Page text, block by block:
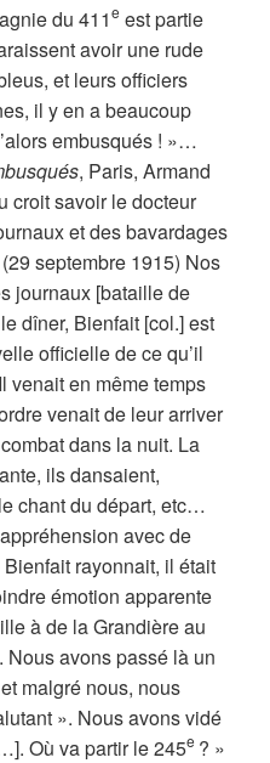
du 411e est partie
avoir une rude
et leurs officiers
il y en a beaucoup
embusqués ! »…
, Paris, Armand
croit savoir le docteur
et des bavardages
septembre 1915) Nos
journaux [bataille de
dîner, Bienfait [col.] est
officielle de ce qu’il
venait en même temps
venait de leur arriver
dans la nuit. La
ils dansaient,
chant du départ, etc…
avec de
rayonnait, il était
émotion apparente
à de la Grandière au
avons passé là un
malgré nous, nous
». Nous avons vidé
Où va partir le 245e ? »